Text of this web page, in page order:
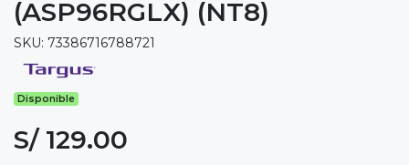
(ASP96RGLX) (NT8)
SKU: 73386716788721
Disponible
S/ 129.00